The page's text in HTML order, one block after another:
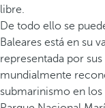
libre.
De todo ello se
Baleares está en su
representada por
mundialmente
submarinismo en